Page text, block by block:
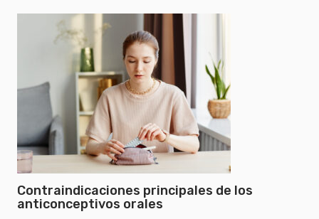
Contraindicaciones principales de los
anticonceptivos orales